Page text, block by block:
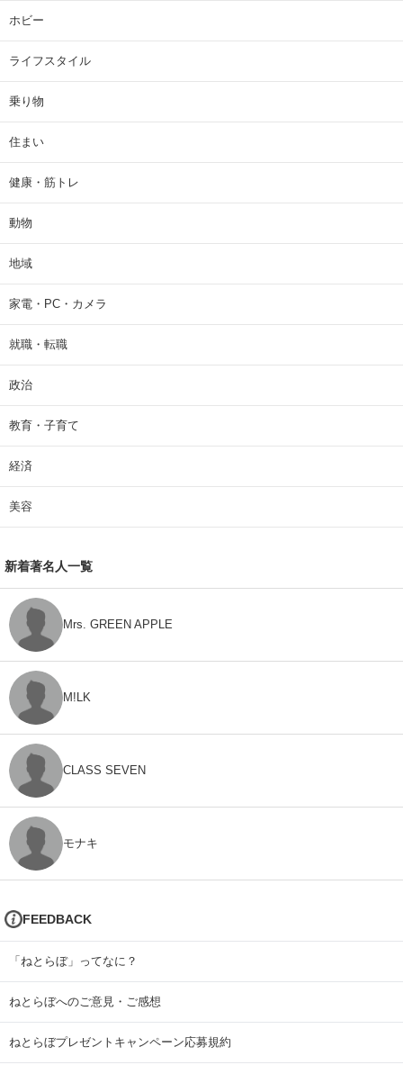
ホビー
ライフスタイル
乗り物
住まい
健康・筋トレ
動物
地域
家電・PC・カメラ
就職・転職
政治
教育・子育て
経済
美容
新着著名人一覧
Mrs. GREEN APPLE
M!LK
CLASS SEVEN
モナキ
FEEDBACK
「ねとらぼ」ってなに？
ねとらぼへのご意見・ご感想
ねとらぼプレゼントキャンペーン応募規約